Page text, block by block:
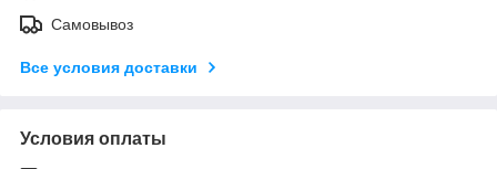
Самовывоз
Все условия доставки
Условия оплаты